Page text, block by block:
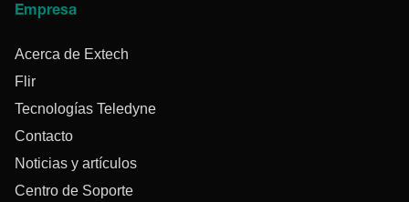
Empresa
Acerca de Extech
Flir
Tecnologías Teledyne
Contacto
Noticias y artículos
Centro de Soporte